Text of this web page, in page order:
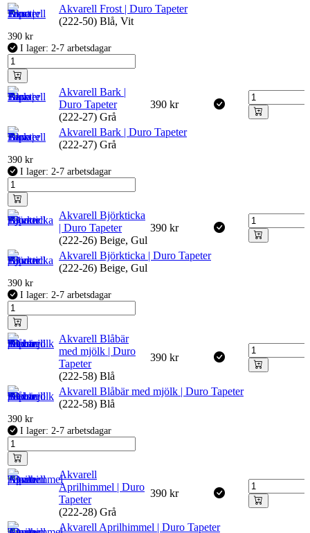
Akvarell Frost | Duro Tapeter
(222-50) Blå, Vit
390 kr
I lager: 2-7 arbetsdagar
Akvarell Bark |
Duro Tapeter
(222-27) Grå
390 kr
Akvarell Bark | Duro Tapeter
(222-27) Grå
390 kr
I lager: 2-7 arbetsdagar
Akvarell Björkticka
| Duro Tapeter
(222-26) Beige, Gul
390 kr
Akvarell Björkticka | Duro Tapeter
(222-26) Beige, Gul
390 kr
I lager: 2-7 arbetsdagar
Akvarell Blåbär
med mjölk | Duro
Tapeter
(222-58) Blå
390 kr
Akvarell Blåbär med mjölk | Duro Tapeter
(222-58) Blå
390 kr
I lager: 2-7 arbetsdagar
Akvarell
Aprilhimmel | Duro
Tapeter
(222-28) Grå
390 kr
Akvarell Aprilhimmel | Duro Tapeter